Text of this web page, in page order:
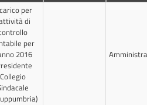
per
di
per
2016
Collegio